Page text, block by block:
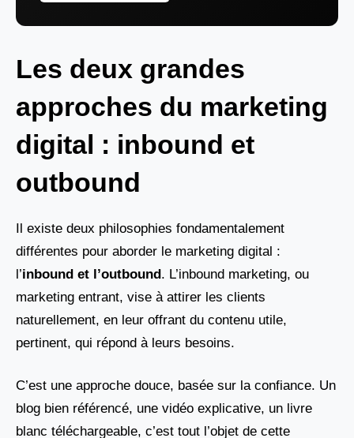
Les deux grandes
approches du marketing
digital : inbound et
outbound
Il existe deux philosophies fondamentalement
différentes pour aborder le marketing digital :
l’inbound et l’outbound. L’inbound marketing, ou
marketing entrant, vise à attirer les clients
naturellement, en leur offrant du contenu utile,
pertinent, qui répond à leurs besoins.
C’est une approche douce, basée sur la confiance. Un
blog bien référencé, une vidéo explicative, un livre
blanc téléchargeable, c’est tout l’objet de cette